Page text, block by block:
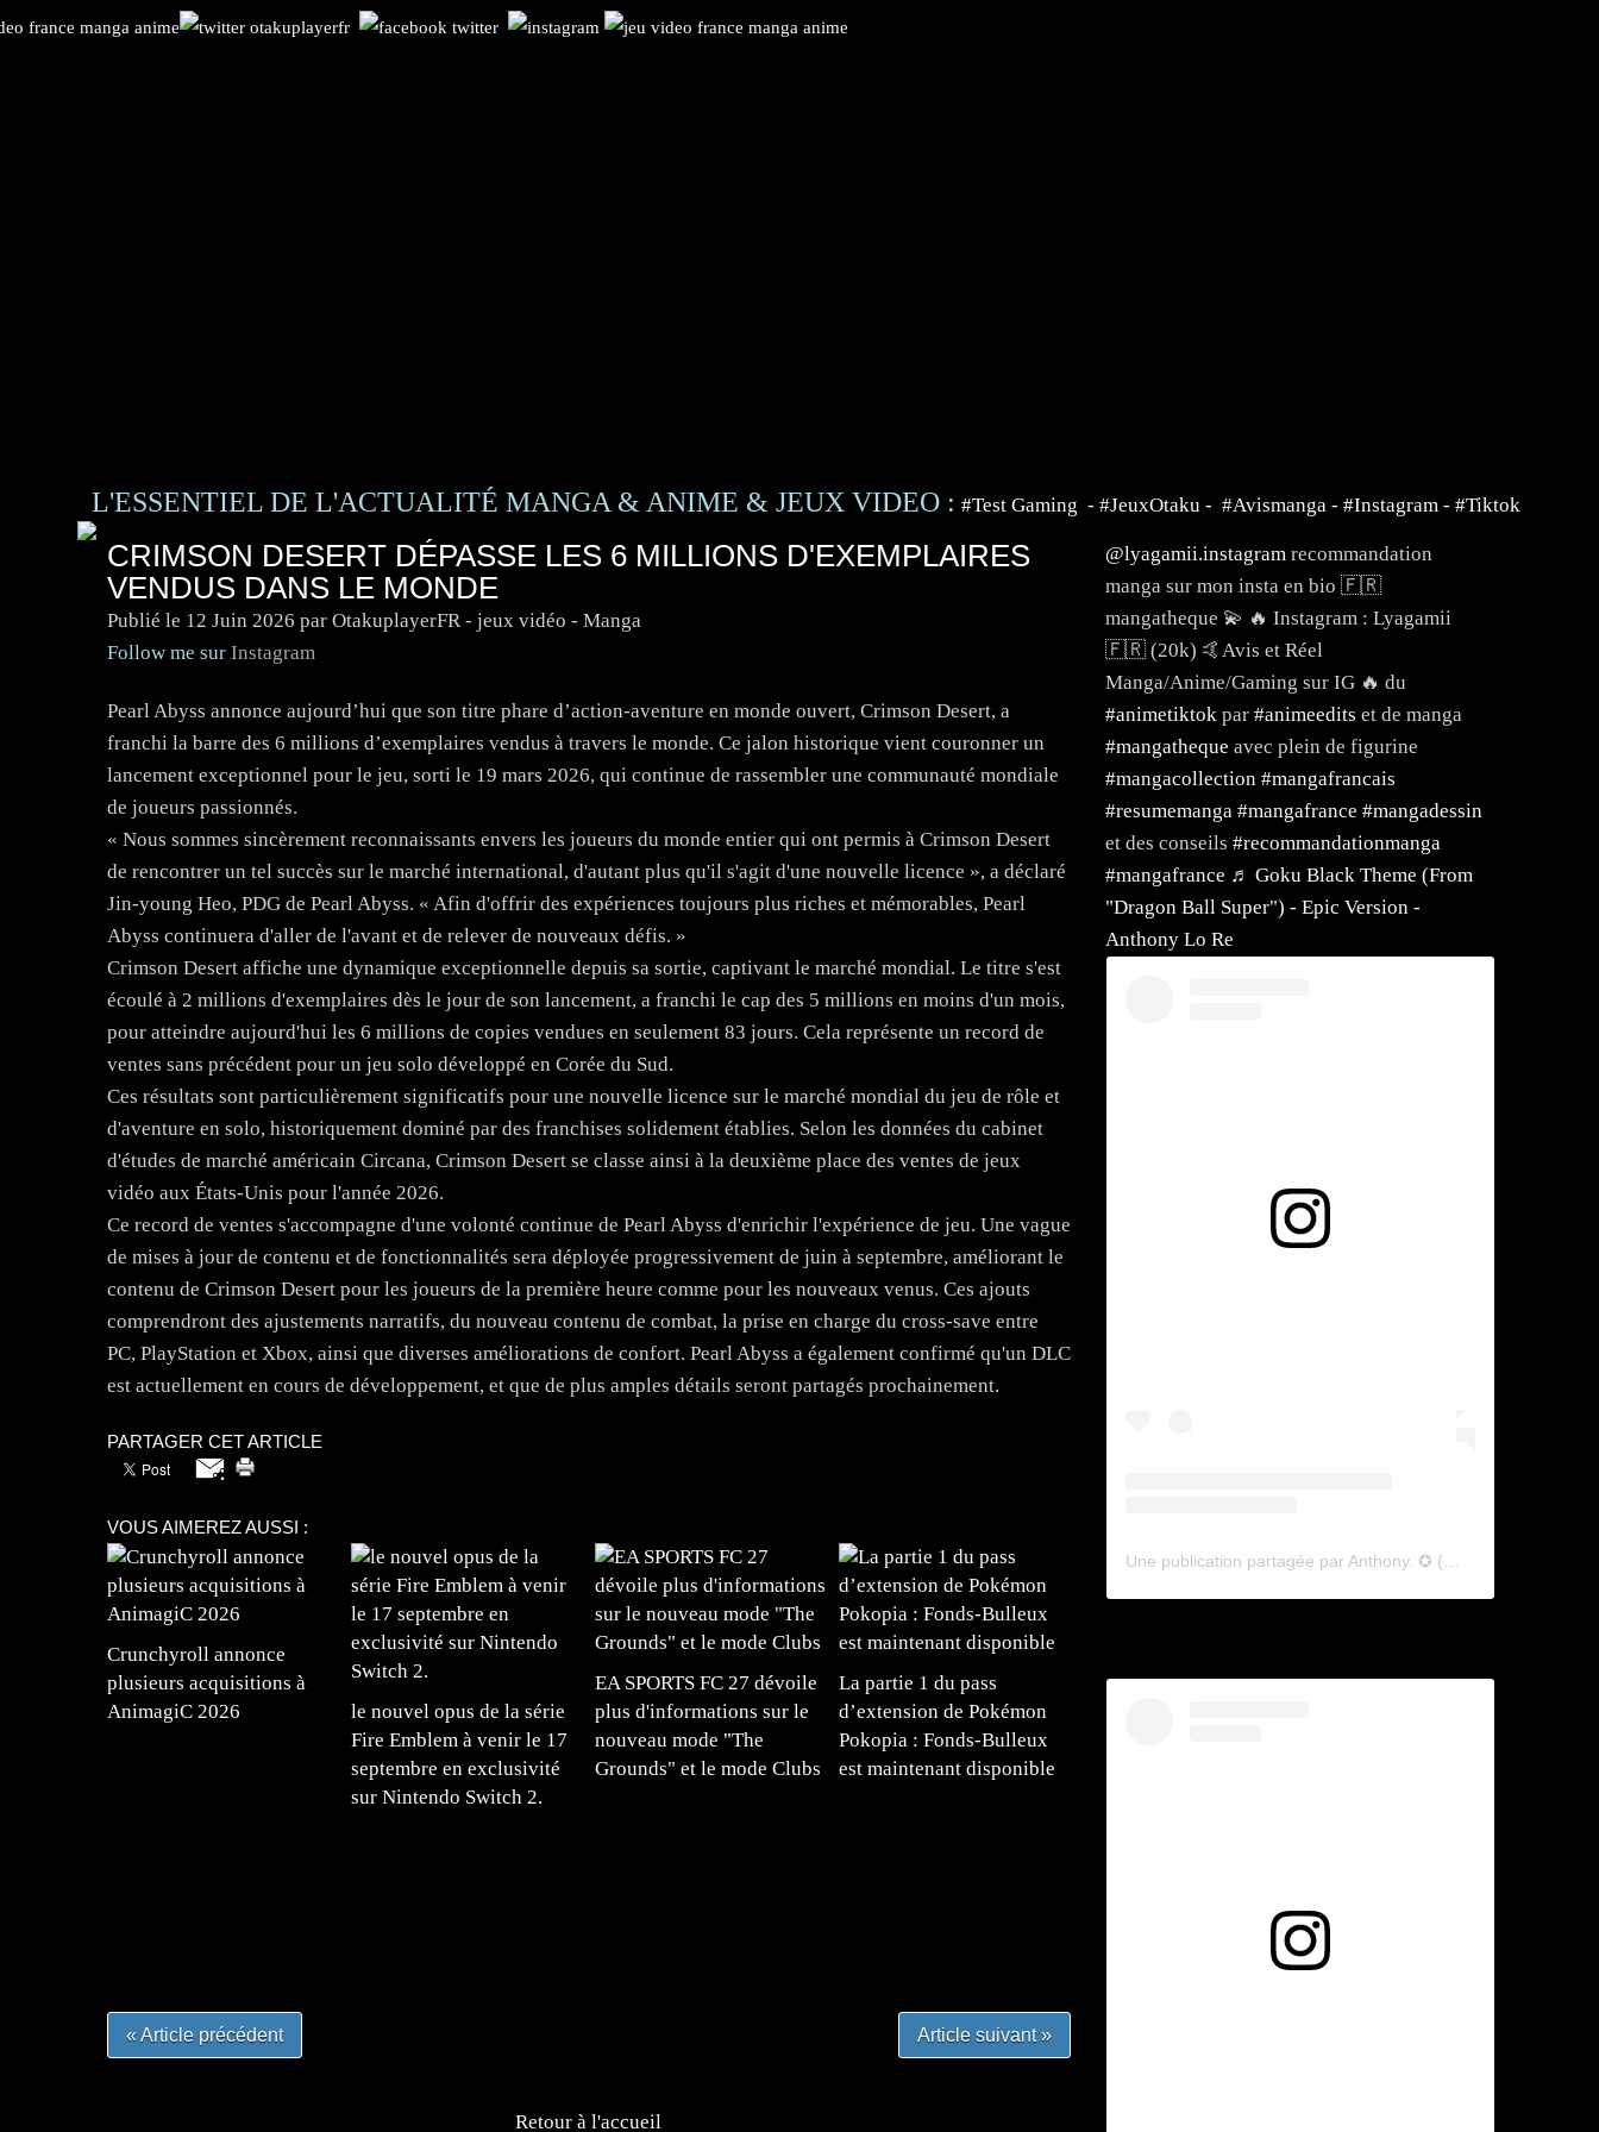
L'ESSENTIEL DE L'ACTUALITÉ MANGA & ANIME & JEUX VIDEO : #Test Gaming - #JeuxOtaku - #Avismanga - #Instagram - #Tiktok
CRIMSON DESERT DÉPASSE LES 6 MILLIONS D'EXEMPLAIRES
VENDUS DANS LE MONDE
Publié le 12 Juin 2026 par OtakuplayerFR - jeux vidéo - Manga
Follow me sur Instagram
Pearl Abyss annonce aujourd’hui que son titre phare d’action-aventure en monde ouvert, Crimson Desert, a
franchi la barre des 6 millions d’exemplaires vendus à travers le monde. Ce jalon historique vient couronner un
lancement exceptionnel pour le jeu, sorti le 19 mars 2026, qui continue de rassembler une communauté mondiale
de joueurs passionnés.
« Nous sommes sincèrement reconnaissants envers les joueurs du monde entier qui ont permis à Crimson Desert
de rencontrer un tel succès sur le marché international, d'autant plus qu'il s'agit d'une nouvelle licence », a déclaré
Jin-young Heo, PDG de Pearl Abyss. « Afin d'offrir des expériences toujours plus riches et mémorables, Pearl
Abyss continuera d'aller de l'avant et de relever de nouveaux défis. »
Crimson Desert affiche une dynamique exceptionnelle depuis sa sortie, captivant le marché mondial. Le titre s'est
écoulé à 2 millions d'exemplaires dès le jour de son lancement, a franchi le cap des 5 millions en moins d'un mois,
pour atteindre aujourd'hui les 6 millions de copies vendues en seulement 83 jours. Cela représente un record de
ventes sans précédent pour un jeu solo développé en Corée du Sud.
Ces résultats sont particulièrement significatifs pour une nouvelle licence sur le marché mondial du jeu de rôle et
d'aventure en solo, historiquement dominé par des franchises solidement établies. Selon les données du cabinet
d'études de marché américain Circana, Crimson Desert se classe ainsi à la deuxième place des ventes de jeux
vidéo aux États-Unis pour l'année 2026.
Ce record de ventes s'accompagne d'une volonté continue de Pearl Abyss d'enrichir l'expérience de jeu. Une vague
de mises à jour de contenu et de fonctionnalités sera déployée progressivement de juin à septembre, améliorant le
contenu de Crimson Desert pour les joueurs de la première heure comme pour les nouveaux venus. Ces ajouts
comprendront des ajustements narratifs, du nouveau contenu de combat, la prise en charge du cross-save entre
PC, PlayStation et Xbox, ainsi que diverses améliorations de confort. Pearl Abyss a également confirmé qu'un DLC
est actuellement en cours de développement, et que de plus amples détails seront partagés prochainement.
PARTAGER CET ARTICLE
VOUS AIMEREZ AUSSI :
Crunchyroll annonce
plusieurs acquisitions à
AnimagiC 2026
le nouvel opus de la série
Fire Emblem à venir le 17
septembre en exclusivité
sur Nintendo Switch 2.
EA SPORTS FC 27 dévoile
plus d'informations sur le
nouveau mode "The
Grounds" et le mode Clubs
La partie 1 du pass
d’extension de Pokémon
Pokopia : Fonds-Bulleux
est maintenant disponible
« Article précédent Article suivant »
Retour à l'accueil
@lyagamii.instagram recommandation
manga sur mon insta en bio 🇫🇷
mangatheque 💫 🔥 Instagram : Lyagamii
🇫🇷 (20k) 🤙Avis et Réel
Manga/Anime/Gaming sur IG 🔥 du
#animetiktok par #animeedits et de manga
#mangatheque avec plein de figurine
#mangacollection #mangafrancais
#resumemanga #mangafrance #mangadessin
et des conseils #recommandationmanga
#mangafrance ♬ Goku Black Theme (From
"Dragon Ball Super") - Epic Version -
Anthony Lo Re